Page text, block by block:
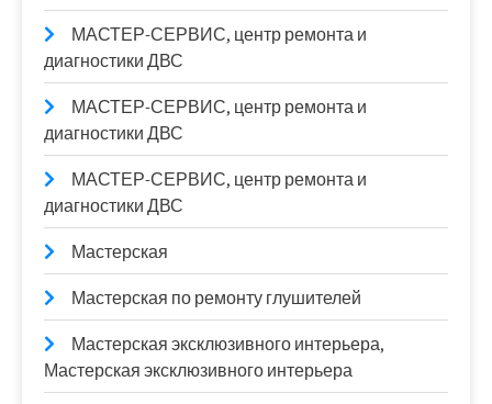
МАСТЕР-СЕРВИС, центр ремонта и
диагностики ДВС
МАСТЕР-СЕРВИС, центр ремонта и
диагностики ДВС
МАСТЕР-СЕРВИС, центр ремонта и
диагностики ДВС
Мастерская
Мастерская по ремонту глушителей
Мастерская эксклюзивного интерьера,
Мастерская эксклюзивного интерьера